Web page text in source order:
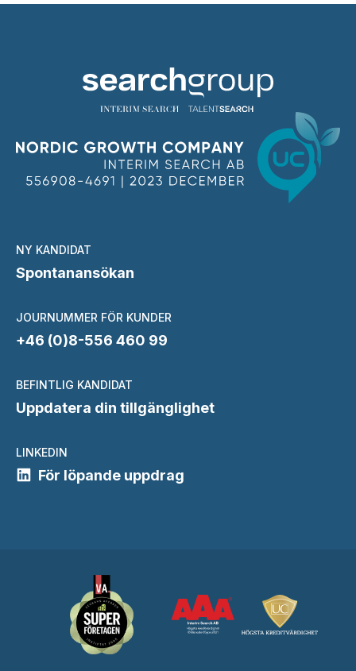
NY KANDIDAT
Spontanansökan
JOURNUMMER FÖR KUNDER
+46 (0)8-556 460 99
BEFINTLIG KANDIDAT
Uppdatera din tillgänglighet
LINKEDIN
För löpande uppdrag